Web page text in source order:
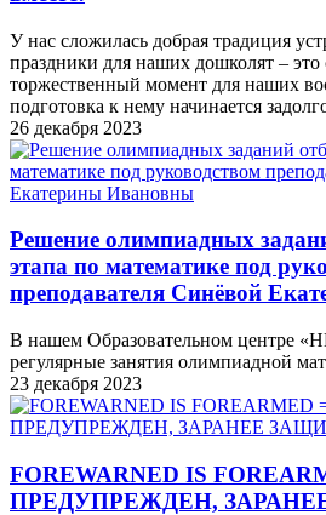
У нас сложилась добрая традиция
праздники для наших дошколят –
торжественный момент для наших
подготовка к нему начинается
26 декабря 2023
Решение олимпиадных
этапа по математике под
преподавателя Синёвой
В нашем Образовательном центре
регулярные занятия олимпиадной
23 декабря 2023
FOREWARNED IS
ПРЕДУПРЕЖДЕН,